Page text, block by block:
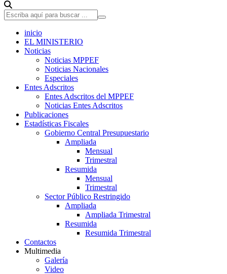
inicio
EL MINISTERIO
Noticias
Noticias MPPEF
Noticias Nacionales
Especiales
Entes Adscritos
Entes Adscritos del MPPEF
Noticias Entes Adscritos
Publicaciones
Estadísticas Fiscales
Gobierno Central Presupuestario
Ampliada
Mensual
Trimestral
Resumida
Mensual
Trimestral
Sector Público Restringido
Ampliada
Ampliada Trimestral
Resumida
Resumida Trimestral
Contactos
Multimedia
Galería
Video